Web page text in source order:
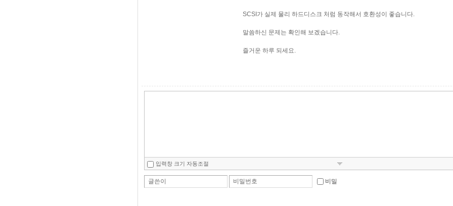
SCSI가 실제 물리 하드디스크 처럼 동작해서 호환성이 좋습니다.
말씀하신 문제는 확인해 보겠습니다.
즐거운 하루 되세요.
입력창 크기 자동조절
글쓴이 비밀번호 비밀